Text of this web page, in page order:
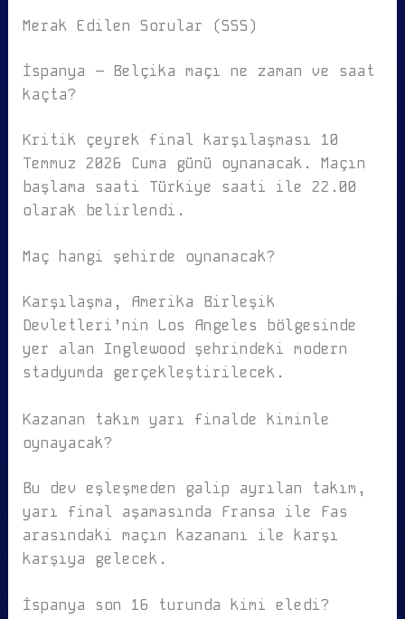
Merak Edilen Sorular (SSS)
İspanya – Belçika maçı ne zaman ve saat
kaçta?
Kritik çeyrek final karşılaşması 10
Temmuz 2026 Cuma günü oynanacak. Maçın
başlama saati Türkiye saati ile 22.00
olarak belirlendi.
Maç hangi şehirde oynanacak?
Karşılaşma, Amerika Birleşik
Devletleri’nin Los Angeles bölgesinde
yer alan Inglewood şehrindeki modern
stadyumda gerçekleştirilecek.
Kazanan takım yarı finalde kiminle
oynayacak?
Bu dev eşleşmeden galip ayrılan takım,
yarı final aşamasında Fransa ile Fas
arasındaki maçın kazananı ile karşı
karşıya gelecek.
İspanya son 16 turunda kimi eledi?